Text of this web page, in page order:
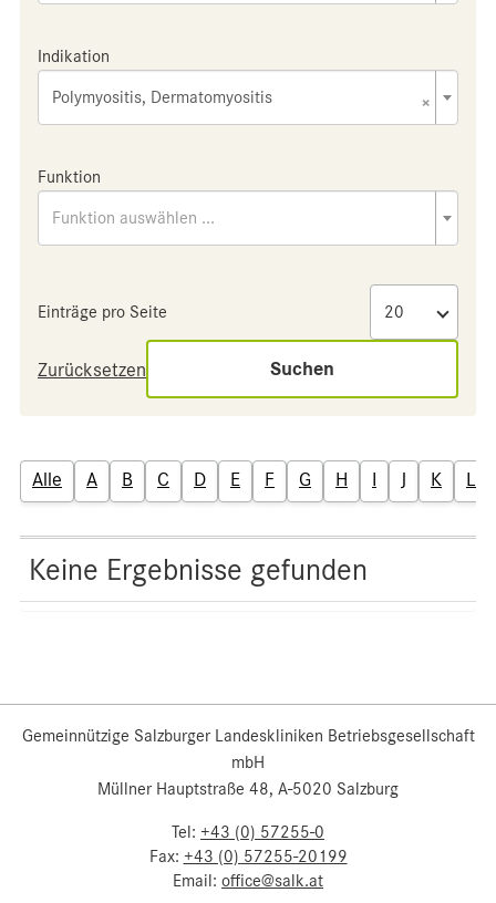
Indikation
×
Polymyositis, Dermatomyositis
Funktion
Funktion auswählen ...
Einträge pro Seite
Zurücksetzen Suchen
Alle A B C D E F G H I J K L
Keine Ergebnisse gefunden
Gemeinnützige Salzburger Landeskliniken Betriebsgesellschaft
mbH
Müllner Hauptstraße 48, A-5020 Salzburg
Tel: +43 (0) 57255-0
Fax: +43 (0) 57255-20199
Email: office@salk.at